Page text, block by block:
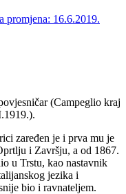
promjena: 16.6.2019.
(Campeglio kraj
zaređen je i prva mu je
i Završju, a od 1867.
u Trstu, kao nastavnik
jezika i
bio i ravnateljem.